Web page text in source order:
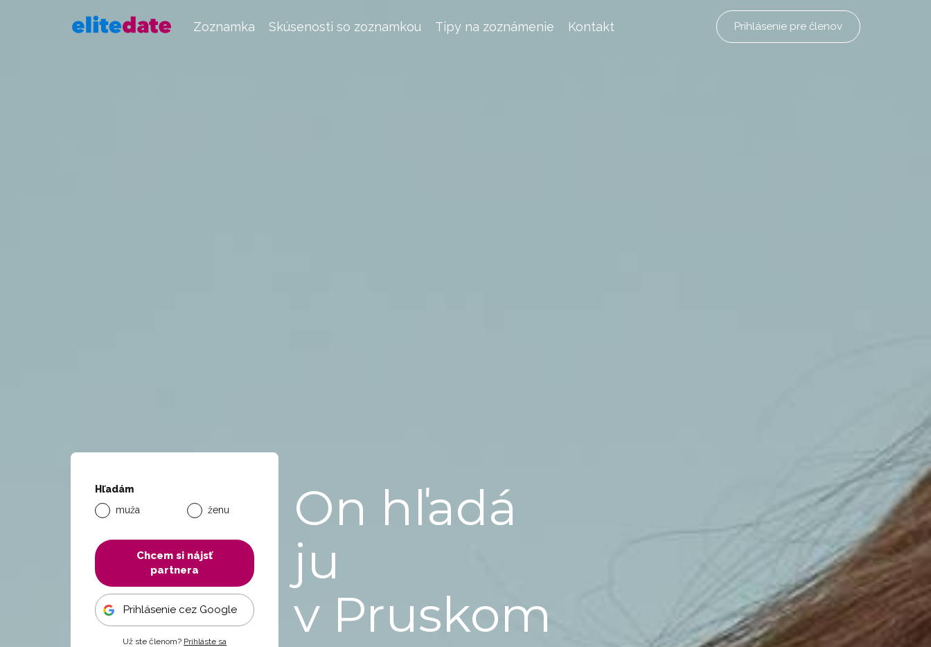
Zoznamka Skúsenosti so zoznamkou Tipy na zoznámenie Kontakt Prihlásenie pre členov
Hľadám
muža
ženu
Chcem si nájsť
partnera
Prihlásenie cez Google
Už ste členom? Prihláste sa
On hľadá
ju
v Pruskom